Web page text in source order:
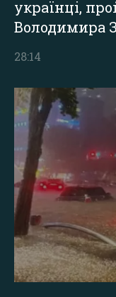
українці,
Володимира
28:14